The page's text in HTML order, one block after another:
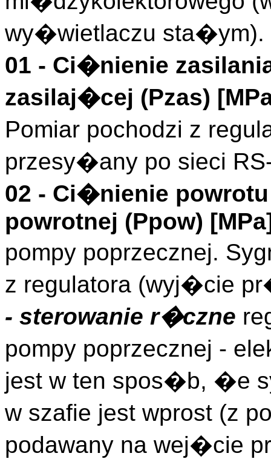
wy�wietlaczu sta�ym).
01 - Ci�nienie
zasilaj�cej (Pzas)
Pomiar pochodzi z
przesy�any po sieci
02 - Ci�nienie powrotu
powrotnej (Ppow)
pompy poprzecznej.
z regulatora (wyj�cie
- sterowanie r�czne
pompy poprzecznej -
jest w ten spos�b, �e
w szafie jest wprost (z
podawany na wej�cie